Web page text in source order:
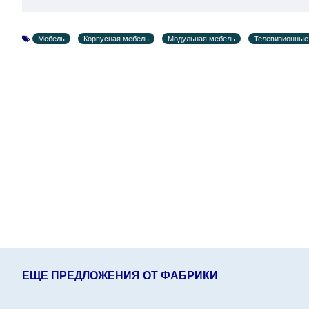
Мебель Корпусная мебель Модульная мебель
ЕЩЕ ПРЕДЛОЖЕНИЯ ОТ ФАБРИКИ